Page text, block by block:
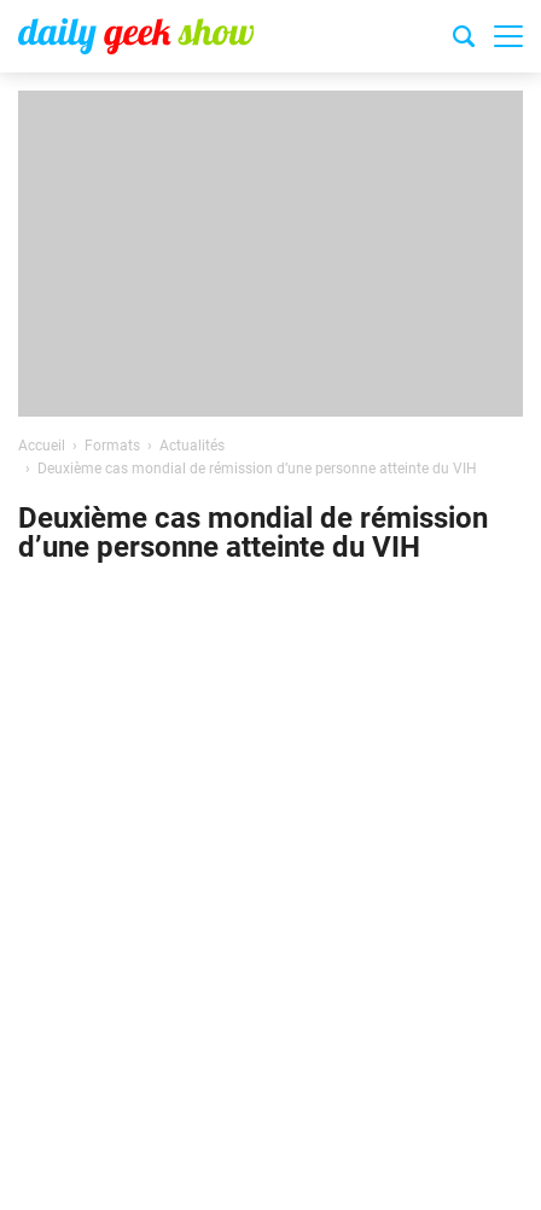
Accueil Formats
Actualités
Deuxième cas mondial de rémission d’une personne atteinte du VIH
Deuxième cas mondial de rémission
d’une personne atteinte du VIH